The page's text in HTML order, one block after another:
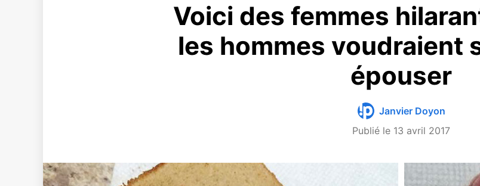
Voici des femmes
les hommes voudraient
épouser
Janvier Doyon
Publié le 13 avril 2017